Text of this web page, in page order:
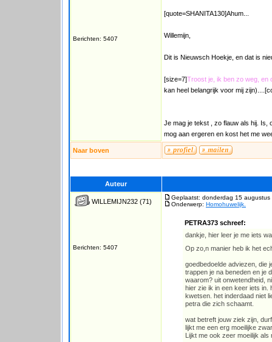
Berichten: 5407
[quote=SHANITA130]Ahum...
Willemijn,
Dit is Nieuwsch Hoekje, en dat is
[size=7]Troost je, ik ben zo weg, en
kan heel belangrijk voor mij
Je mag je tekst , zo flauw als hij. Is,
mog aan ergeren en kost het me
Naar boven
Auteur
WILLEMIJN232 (71)
Berichten: 5407
Geplaatst: donderdag 15
Onderwerp: Homohuwelijk.
PETRA373 schreef:
dankje, hier leer je me iets
Op zo,n manier heb ik het
goedbedoelde adviezen, die
trappen je na beneden en je
waarom? uit onwetendheid,
hier zie ik in een keer iets in.
kwetsen. het inderdaad niet
petra die zich schaamt.
wat betreft jouw ziek zijn,
lijkt me een erg moeilijke
Lijkt me ook zeer moeilijk